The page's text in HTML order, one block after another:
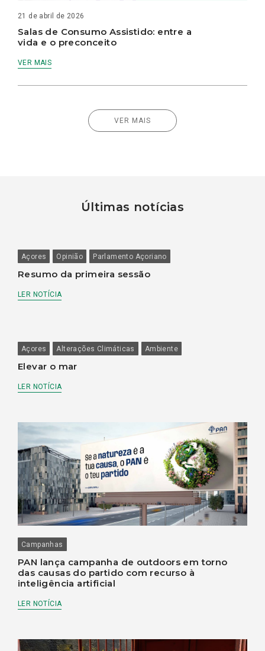
21 de abril de 2026
Salas de Consumo Assistido: entre a
vida e o preconceito
VER MAIS
VER MAIS
Últimas notícias
Açores Opinião Parlamento Açoriano
Resumo da primeira sessão
LER NOTÍCIA
Açores Alterações Climáticas Ambiente
Elevar o mar
LER NOTÍCIA
Campanhas
PAN lança campanha de outdoors em torno
das causas do partido com recurso à
inteligência artificial
LER NOTÍCIA